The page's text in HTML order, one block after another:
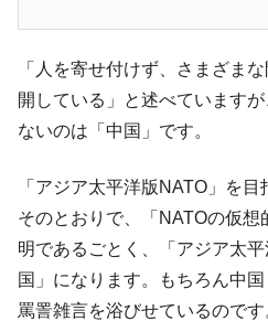
日本人マスターズ挑戦
Fact1
甲子園通算本塁打、最
ている意外な選手とは？
Fact1 セレクトセールの高額
「人を寄せ付けず、さまざま
開している」と述べています
ないのは「中国」です。
「アジア太平洋版NATO」を
そのとおりで、「NATOの仮想
明であるごとく、「アジア太
国」になります。もちろん中
罵詈雑言を浴びせているのです